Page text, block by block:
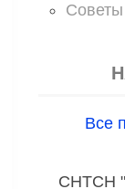
Все
СНТСН